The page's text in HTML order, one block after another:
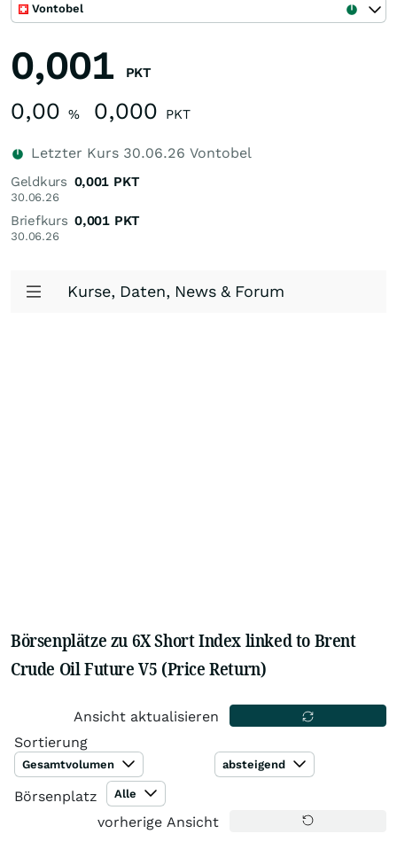
Vontobel
0,001 PKT
0,00 % 0,000 PKT
Letzter Kurs 30.06.26 Vontobel
Geldkurs
30.06.26
0,001 PKT
Briefkurs
30.06.26
0,001 PKT
Kurse, Daten, News & Forum
Börsenplätze zu 6X Short Index linked to Brent
Crude Oil Future V5 (Price Return)
Ansicht aktualisieren
Sortierung
Gesamtvolumen absteigend
Börsenplatz Alle
vorherige Ansicht